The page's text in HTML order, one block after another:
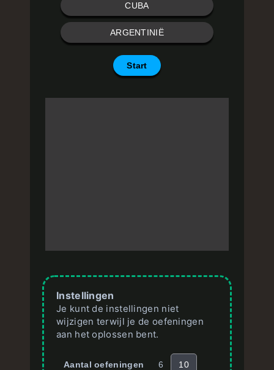
CUBA
ARGENTINIË
Start
Instellingen
Je kunt de instellingen niet
wijzigen terwijl je de oefeningen
aan het oplossen bent.
Aantal oefeningen 6 10